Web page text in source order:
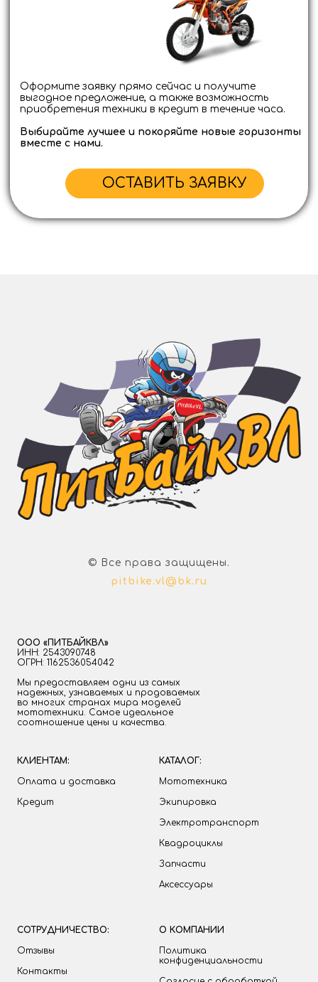
© Все права защищены.
pitbike.vl@bk.ru
ООО «ПИТБАЙКВЛ»
ИНН: 2543090748
ОГРН: 1162536054042
Мы предоставляем одни из самых
надежных, узнаваемых и продоваемых
во многих странах мира моделей
мототехники. Самое идеальное
соотношение цены и качества.
КЛИЕНТАМ:
Оплата и доставка
Кредит
КАТАЛОГ:
Мототехника
Экипировка
Электротранспорт
Квадроциклы
Запчасти
Аксессуары
СОТРУДНИЧЕСТВО:
Отзывы
Контакты
О КОМПАНИИ
Политика
конфиденциальности